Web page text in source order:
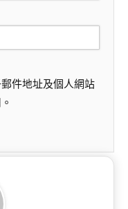
件地址及個人網站